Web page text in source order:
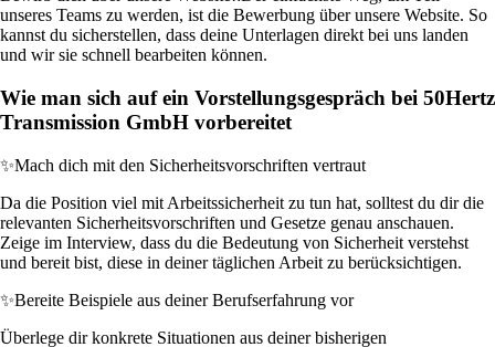
unseres Teams zu werden, ist die Bewerbung über unsere Website. So
kannst du sicherstellen, dass deine Unterlagen direkt bei uns landen
und wir sie schnell bearbeiten können.
Wie man sich auf ein Vorstellungsgespräch bei 50Hertz
Transmission GmbH vorbereitet
✨Mach dich mit den Sicherheitsvorschriften vertraut
Da die Position viel mit Arbeitssicherheit zu tun hat, solltest du dir die
relevanten Sicherheitsvorschriften und Gesetze genau anschauen.
Zeige im Interview, dass du die Bedeutung von Sicherheit verstehst
und bereit bist, diese in deiner täglichen Arbeit zu berücksichtigen.
✨Bereite Beispiele aus deiner Berufserfahrung vor
Überlege dir konkrete Situationen aus deiner bisherigen